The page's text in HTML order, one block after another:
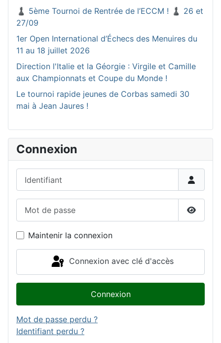
♟️ 5ème Tournoi de Rentrée de l’ECCM ! ♟️ 26 et
27/09
1er Open International d’Échecs des Menuires du
11 au 18 juillet 2026
Direction l'Italie et la Géorgie : Virgile et Camille
aux Championnats et Coupe du Monde !
Le tournoi rapide jeunes de Corbas samedi 30
mai à Jean Jaures !
Connexion
Maintenir la connexion
Connexion avec clé d'accès
Connexion
Mot de passe perdu ?
Identifiant perdu ?